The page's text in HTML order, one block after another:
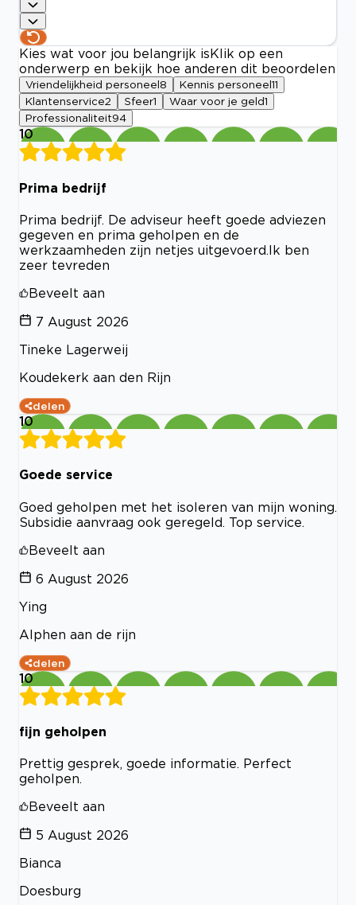
Kies wat voor jou belangrijk is Klik op een
onderwerp en bekijk hoe anderen dit beoordelen
Vriendelijkheid personeel 8 Kennis personeel 11
Klantenservice2 Sfeer1 Waar voor je geld1
Professionaliteit94
10
Prima bedrijf
Prima bedrijf. De adviseur heeft goede adviezen
gegeven en prima geholpen en de
werkzaamheden zijn netjes uitgevoerd.Ik ben
zeer tevreden
Beveelt aan
7 August 2026
Tineke Lagerweij
Koudekerk aan den Rijn
delen
10
Goede service
Goed geholpen met het isoleren van mijn woning.
Subsidie aanvraag ook geregeld. Top service.
Beveelt aan
6 August 2026
Ying
Alphen aan de rijn
delen
10
fijn geholpen
Prettig gesprek, goede informatie. Perfect
geholpen.
Beveelt aan
5 August 2026
Bianca
Doesburg